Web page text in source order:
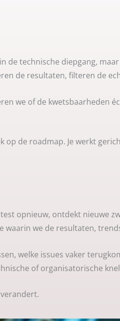
de technische diepgang,
de resultaten, filteren de
we of de kwetsbaarheden
de roadmap. Je werkt
opnieuw, ontdekt nieuwe
we de resultaten,
welke issues vaker
of organisatorische